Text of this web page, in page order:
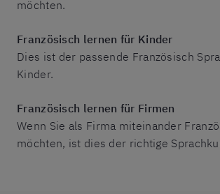
möchten.
Französisch lernen für Kinder
Dies ist der passende Französisch
Kinder.
Französisch lernen für Firmen
Wenn Sie als Firma miteinander
möchten, ist dies der richtige